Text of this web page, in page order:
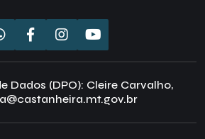
Dados (DPO): Cleire Carvalho,